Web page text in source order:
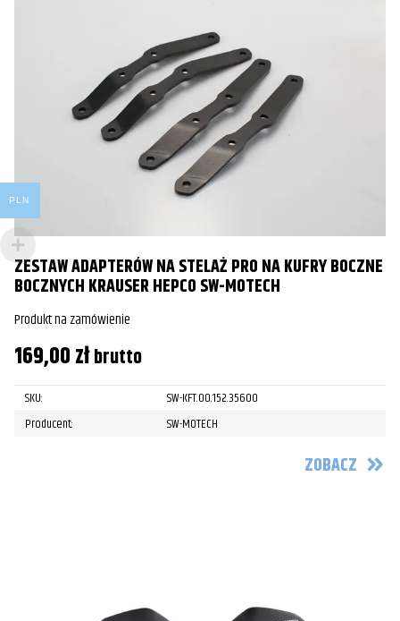
ZESTAW ADAPTERÓW NA STELAŻ PRO NA KUFRY BOCZNE
BOCZNYCH KRAUSER HEPCO SW-MOTECH
Produkt na zamówienie
169,00złbrutto
SKU:
SW-KFT.00.152.35600
Producent:
SW-MOTECH
ZOBACZ
PLN